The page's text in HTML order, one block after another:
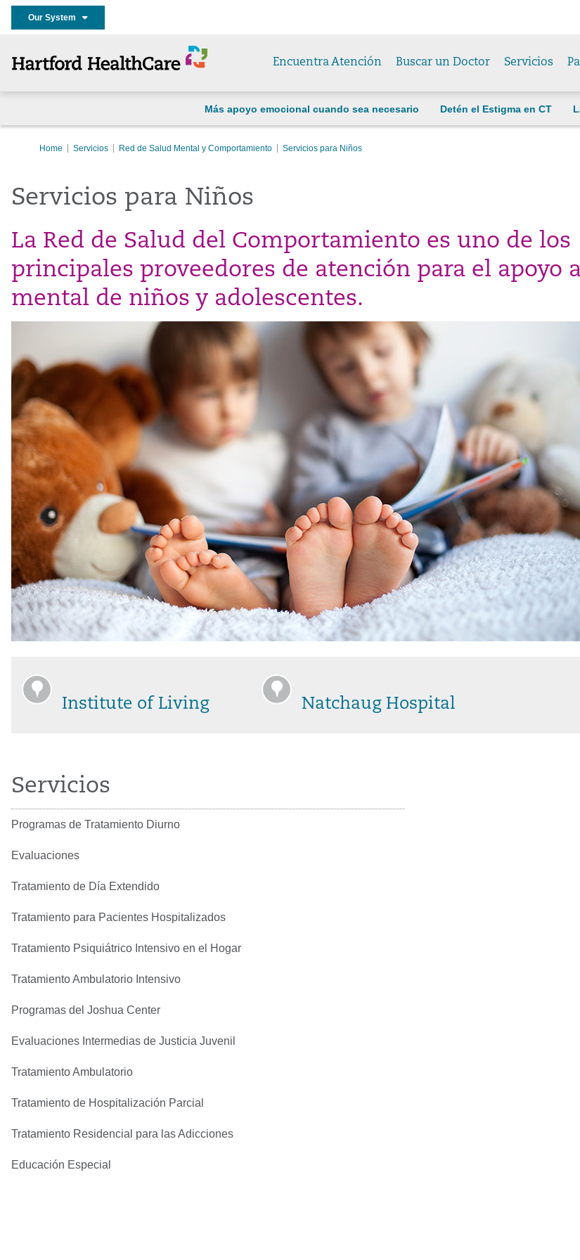
Our System
Encuentra Atención Buscar un Doctor Servicios
Más apoyo emocional cuando sea necesario Detén el Estigma en CT
Home Servicios Red de Salud Mental y Comportamiento Servicios para Niños
Servicios para Niños
La Red de Salud del Comportamiento es uno de los
principales proveedores de atención para el apoyo
mental de niños y adolescentes.
Institute of Living Natchaug Hospital
Servicios
Programas de Tratamiento Diurno
Evaluaciones
Tratamiento de Día Extendido
Tratamiento para Pacientes Hospitalizados
Tratamiento Psiquiátrico Intensivo en el Hogar
Tratamiento Ambulatorio Intensivo
Programas del Joshua Center
Evaluaciones Intermedias de Justicia Juvenil
Tratamiento Ambulatorio
Tratamiento de Hospitalización Parcial
Tratamiento Residencial para las Adicciones
Educación Especial